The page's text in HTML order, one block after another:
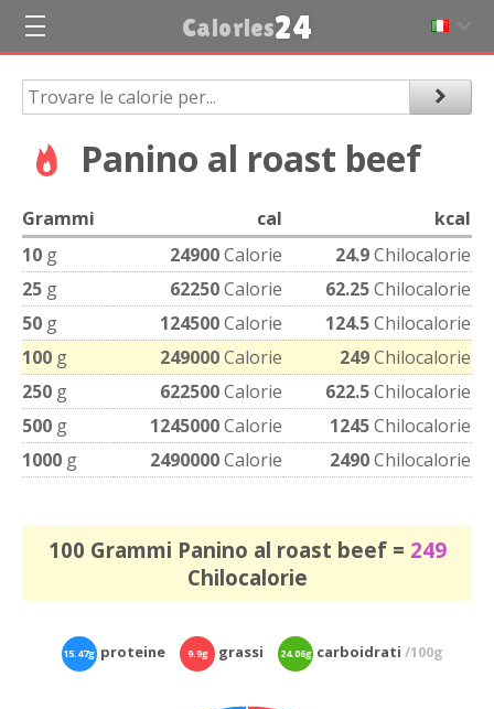
Calories24
Panino al roast beef
Grammi cal
kcal
10 g 24900Calorie 24.9Chilocalorie
25 g 62250Calorie 62.25Chilocalorie
50 g 124500Calorie 124.5Chilocalorie
100 g 249000Calorie 249Chilocalorie
250 g 622500Calorie 622.5Chilocalorie
500 g 1245000Calorie 1245Chilocalorie
1000 g 2490000Calorie 2490Chilocalorie
100 Grammi Panino al roast beef = 249
Chilocalorie
15.47gproteine 9.9g grassi 24.06g carboidrati/100g